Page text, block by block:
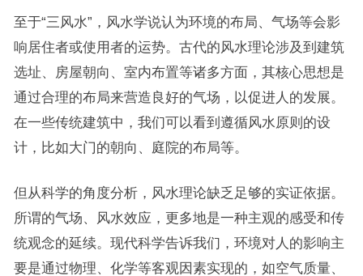
至于“三风水”，风水学说认为环境的布局、气场等会影
响居住者或使用者的运势。古代的风水理论涉及到建筑
选址、房屋朝向、室内布置等诸多方面，其核心思想是
通过合理的布局来营造良好的气场，以促进人的发展。
在一些传统建筑中，我们可以看到遵循风水原则的设
计，比如大门的朝向、庭院的布局等。
但从科学的角度分析，风水理论缺乏足够的实证依据。
所谓的气场、风水效应，更多地是一种主观的感受和传
统观念的延续。现代科学告诉我们，环境对人的影响主
要是通过物理、化学等客观因素实现的，如空气质量、